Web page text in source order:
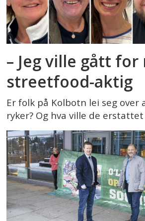
– Jeg ville gått for
streetfood-aktig
Er folk på Kolbotn lei seg over
ryker? Og hva ville de